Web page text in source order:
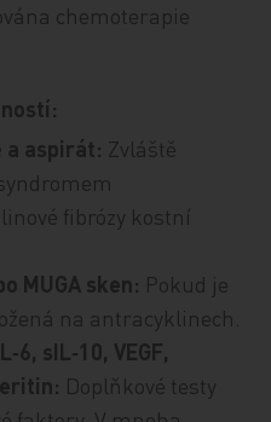
chemoterapie
a aspirát: Zvláště
fibrózy kostní
MUGA sken: Pokud je
na antracyklinech.
sIL‑10, VEGF,
Doplňkové testy